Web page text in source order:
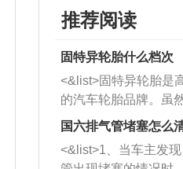
推荐阅读
固特异轮胎什么档次
<&list>固特异轮胎是
的汽车轮胎品牌。虽
牌，但是中高低端的
也是为了更好的开拓
国六排气管堵塞怎么
<&list>1、当车主发